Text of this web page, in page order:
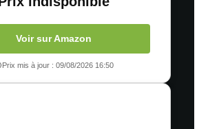
Voir sur Amazon
Prix mis à jour : 09/08/2026 16:50